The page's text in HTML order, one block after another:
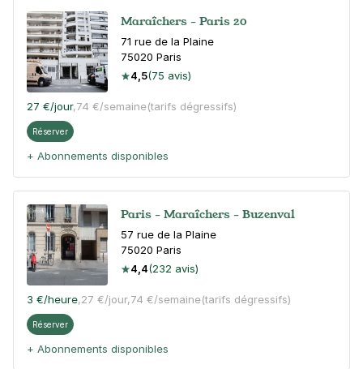
Maraîchers - Paris 20
71 rue de la Plaine
75020 Paris
4,5(75 avis)
27 €/jour,74 €/semaine(tarifs dégressifs)
Réserver
+ Abonnements disponibles
Paris - Maraîchers - Buzenval
57 rue de la Plaine
75020 Paris
4,4(232 avis)
3 €/heure,27 €/jour,74 €/semaine(tarifs dégressifs)
Réserver
+ Abonnements disponibles